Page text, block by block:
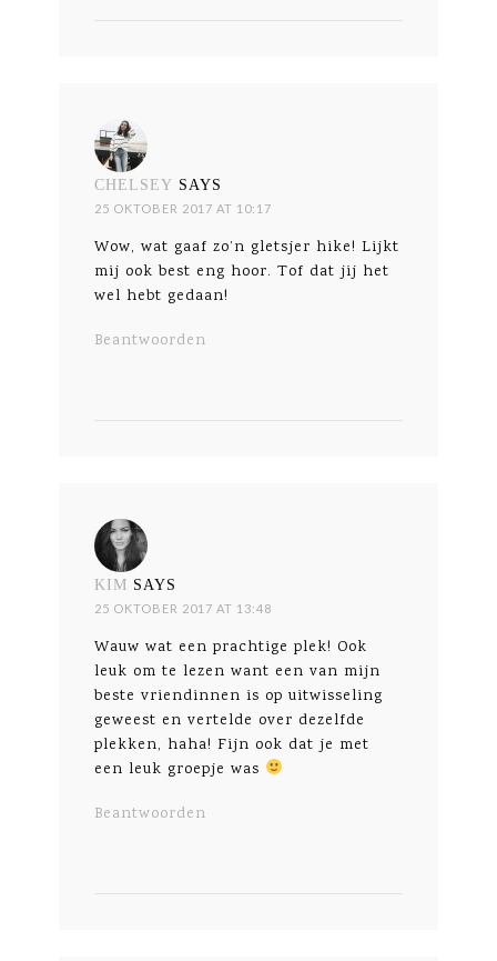
CHELSEY SAYS
25 OKTOBER 2017 AT 10:17
Wow, wat gaaf zo’n gletsjer hike! Lijkt
mij ook best eng hoor. Tof dat jij het
wel hebt gedaan!
Beantwoorden
KIM SAYS
25 OKTOBER 2017 AT 13:48
Wauw wat een prachtige plek! Ook
leuk om te lezen want een van mijn
beste vriendinnen is op uitwisseling
geweest en vertelde over dezelfde
plekken, haha! Fijn ook dat je met
een leuk groepje was
Beantwoorden